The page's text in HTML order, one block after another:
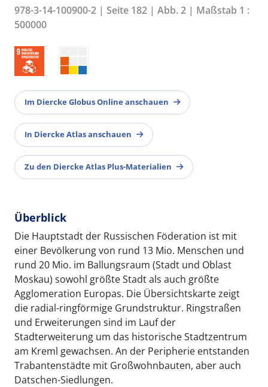
978-3-14-100900-2 | Seite 182 | Abb. 2 | Maßstab 1 :
500000
Im Diercke Globus Online anschauen
In Diercke Atlas anschauen
Zu den Diercke Atlas Plus-Materialien
Überblick
Die Hauptstadt der Russischen Föderation ist mit
einer Bevölkerung von rund 13 Mio. Menschen und
rund 20 Mio. im Ballungsraum (Stadt und Oblast
Moskau) sowohl größte Stadt als auch größte
Agglomeration Europas. Die Übersichtskarte zeigt
die radial-ringförmige Grundstruktur. Ringstraßen
und Erweiterungen sind im Lauf der
Stadterweiterung um das historische Stadtzentrum
am Kreml gewachsen. An der Peripherie entstanden
Trabantenstädte mit Großwohnbauten, aber auch
Datschen-Siedlungen.